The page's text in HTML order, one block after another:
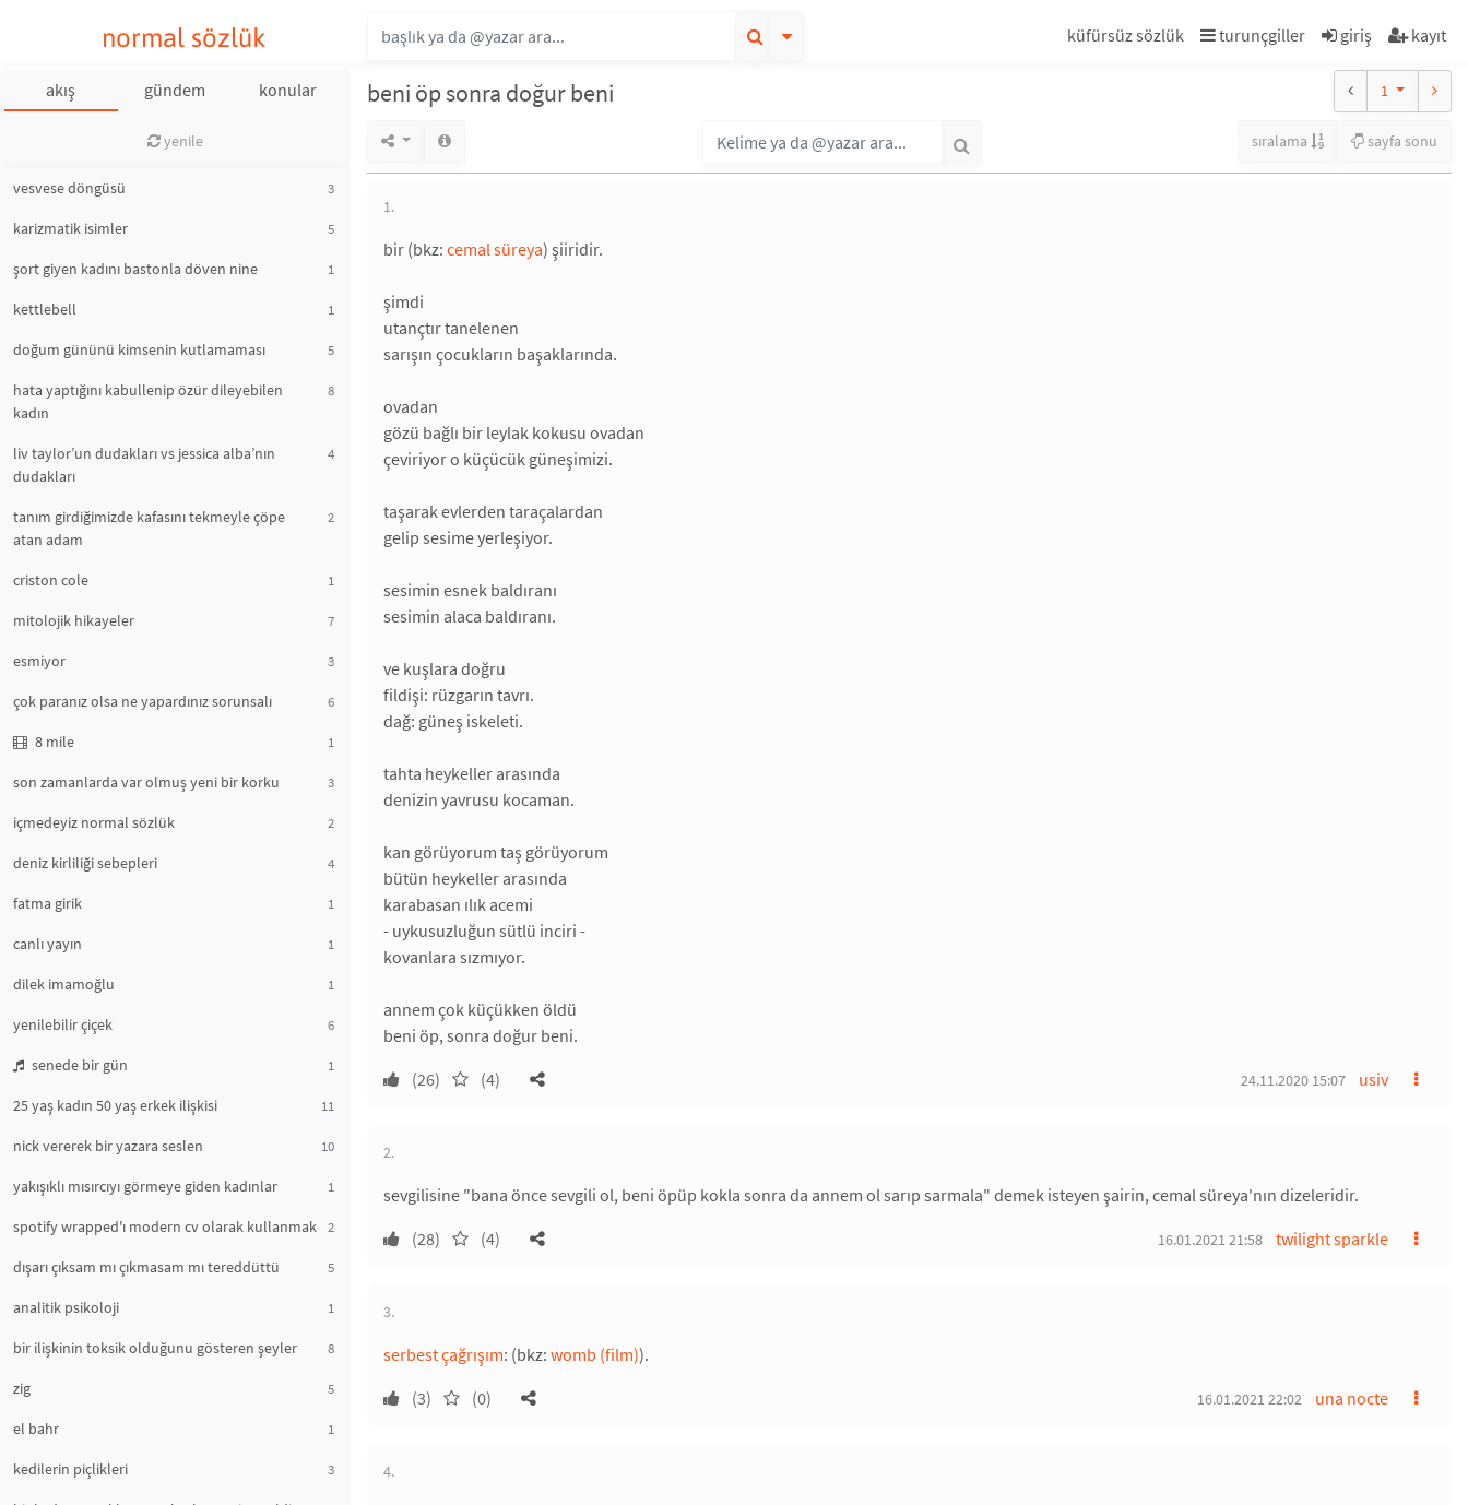
normal sözlük küfürsüz sözlük turunçgiller giriş kayıt
akış gündem konular
yenile
vesvese döngüsü 3
karizmatik isimler 5
şort giyen kadını bastonla döven nine 1
kettlebell 1
doğum gününü kimsenin kutlamaması 5
hata yaptığını kabullenip özür dileyebilen
kadın
8
liv taylor’un dudakları vs jessica alba’nın
dudakları
4
tanım girdiğimizde kafasını tekmeyle çöpe
atan adam
2
criston cole 1
mitolojik hikayeler 7
esmiyor 3
çok paranız olsa ne yapardınız sorunsalı 6
8 mile 1
son zamanlarda var olmuş yeni bir korku 3
içmedeyiz normal sözlük 2
deniz kirliliği sebepleri 4
fatma girik 1
canlı yayın 1
dilek imamoğlu 1
yenilebilir çiçek 6
senede bir gün 1
25 yaş kadın 50 yaş erkek ilişkisi 11
nick vererek bir yazara seslen 10
yakışıklı mısırcıyı görmeye giden kadınlar 1
spotify wrapped'ı modern cv olarak kullanmak 2
dışarı çıksam mı çıkmasam mı tereddüttü 5
analitik psikoloji 1
bir ilişkinin toksik olduğunu gösteren şeyler 8
zig 5
el bahr 1
kedilerin piçlikleri 3
beni öp sonra doğur beni 1
sıralama sayfa sonu
1.
bir (bkz: cemal süreya) şiiridir.
şimdi
utançtır tanelenen
sarışın çocukların başaklarında.
ovadan
gözü bağlı bir leylak kokusu ovadan
çeviriyor o küçücük güneşimizi.
taşarak evlerden taraçalardan
gelip sesime yerleşiyor.
sesimin esnek baldıranı
sesimin alaca baldıranı.
ve kuşlara doğru
fildişi: rüzgarın tavrı.
dağ: güneş iskeleti.
tahta heykeller arasında
denizin yavrusu kocaman.
kan görüyorum taş görüyorum
bütün heykeller arasında
karabasan ılık acemi
- uykusuzluğun sütlü inciri -
kovanlara sızmıyor.
annem çok küçükken öldü
beni öp, sonra doğur beni.
(26)
(4) usiv
24.11.2020 15:07
2.
sevgilisine "bana önce sevgili ol, beni öpüp kokla sonra da annem ol sarıp sarmala" demek isteyen şairin, cemal süreya'nın dizeleridir.
(28)
(4) twilight sparkle
16.01.2021 21:58
3.
serbest çağrışım: (bkz: womb (film)).
(3)
(0) una nocte
16.01.2021 22:02
4.